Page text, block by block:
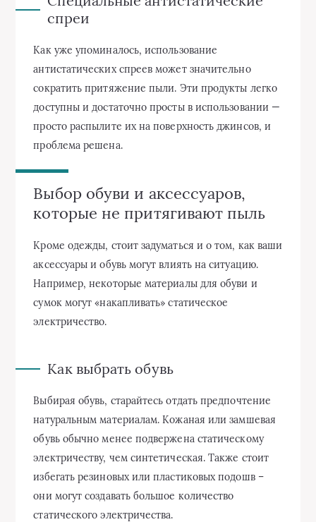
спреи
Как уже упоминалось, использование
антистатических спреев может значительно
сократить притяжение пыли. Эти продукты легко
доступны и достаточно просты в использовании —
просто распылите их на поверхность джинсов, и
проблема решена.
Выбор обуви и аксессуаров,
которые не притягивают пыль
Кроме одежды, стоит задуматься и о том, как ваши
аксессуары и обувь могут влиять на ситуацию.
Например, некоторые материалы для обуви и
сумок могут «накапливать» статическое
электричество.
Как выбрать обувь
Выбирая обувь, старайтесь отдать предпочтение
натуральным материалам. Кожаная или замшевая
обувь обычно менее подвержена статическому
электричеству, чем синтетическая. Также стоит
избегать резиновых или пластиковых подошв –
они могут создавать большое количество
статического электричества.